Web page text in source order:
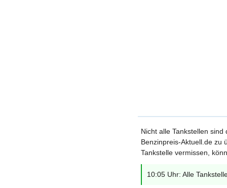
Nicht alle Tankstellen
Benzinpreis-Aktuell.de zu
Tankstelle vermissen,
10:05 Uhr: Alle